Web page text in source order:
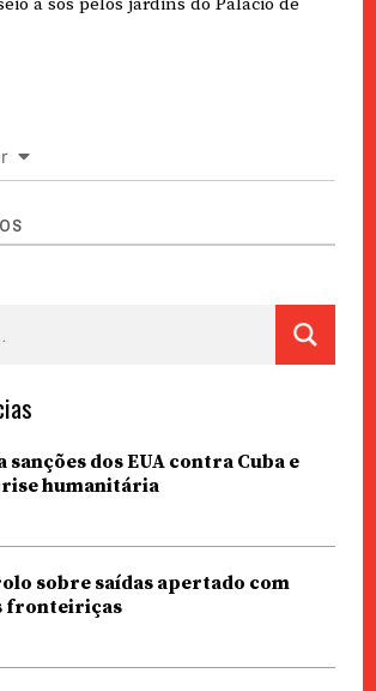
sanções dos EUA contra Cuba e
humanitária
sobre saídas apertado com
fronteiriças